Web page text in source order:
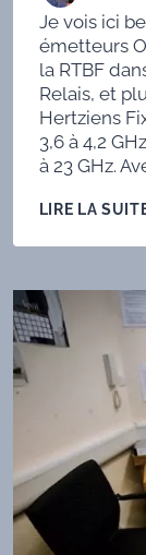
Je vois ici
émetteurs
la RTBF
Relais, et
Hertziens
3,6 à 4,2
à 23 GHz.
LIRE LA